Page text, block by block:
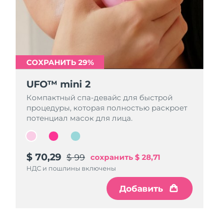
СОХРАНИТЬ 29%
UFO™ mini 2
Компактный спа-девайс для быстрой
процедуры, которая полностью раскроет
потенциал масок для лица.
$ 70,29 $ 99 сохранить $ 28,71
НДС и пошлины включены
Добавить
СОХРАНИТЬ 29%
UFO™ mini 2
Компактный спа-девайс для быстрой
процедуры, которая полностью раскроет
потенциал масок для лица.
$ 70,29 $ 99 сохранить $ 28,71
НДС и пошлины включены
Добавить
СОХРАНИТЬ 29%
UFO™ mini 2
Компактный спа-девайс для быстрой
процедуры, которая полностью раскроет
потенциал масок для лица.
$ 70,29 $ 99 сохранить $ 28,71
НДС и пошлины включены
Добавить